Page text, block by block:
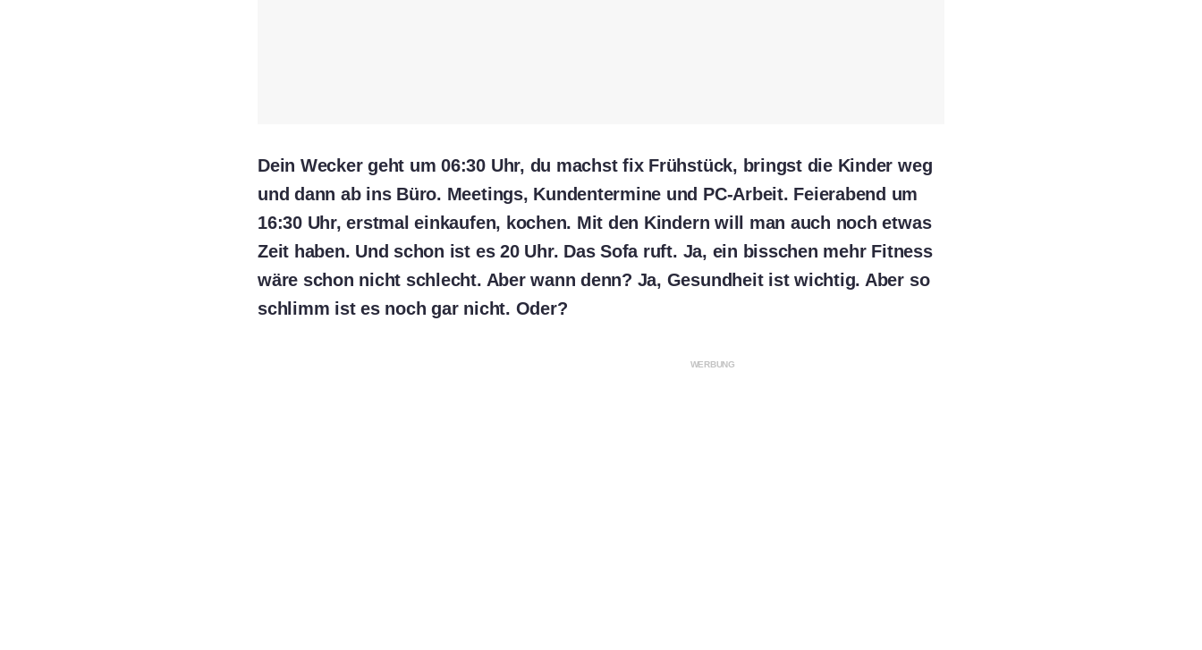
Dein Wecker geht um 06:30 Uhr, du machst fix Frühstück, bringst die Kinder weg
und dann ab ins Büro. Meetings, Kundentermine und PC-Arbeit. Feierabend um
16:30 Uhr, erstmal einkaufen, kochen. Mit den Kindern will man auch noch etwas
Zeit haben. Und schon ist es 20 Uhr. Das Sofa ruft. Ja, ein bisschen mehr Fitness
wäre schon nicht schlecht. Aber wann denn? Ja, Gesundheit ist wichtig. Aber so
schlimm ist es noch gar nicht. Oder?
WERBUNG